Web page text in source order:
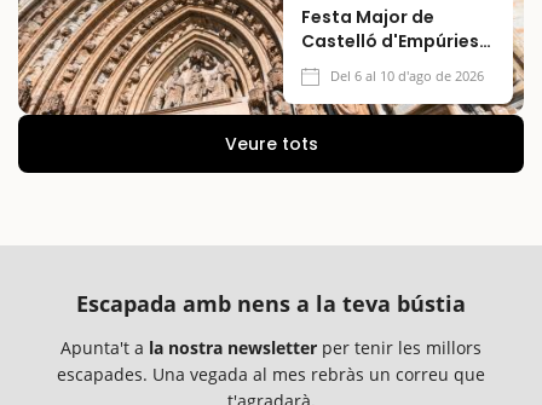
Festa Major de
Castelló d'Empúries
2026Del 6 al 10 d'ago de 2026
Veure tots
Escapada amb nens a la teva bústia
Apunta't a la nostra newsletter per tenir les millors
escapades. Una vegada al mes rebràs un correu que
t'agradarà.